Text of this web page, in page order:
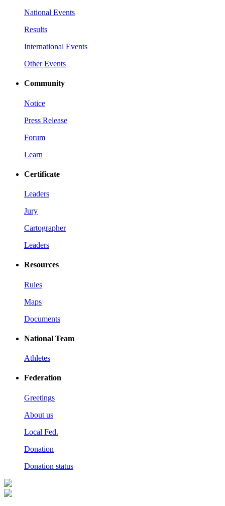
National Events
Results
International Events
Other Events
Community
Notice
Press Release
Forum
Learn
Certificate
Leaders
Jury
Cartographer
Leaders
Resources
Rules
Maps
Documents
National Team
Athletes
Federation
Greetings
About us
Local Fed.
Donation
Donation status